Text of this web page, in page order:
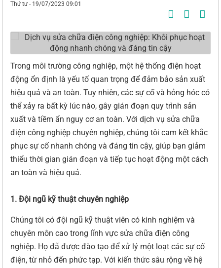
Thứ tư - 19/07/2023 09:01
Trong môi trường công nghiệp, một hệ thống điện hoạt
động ổn định là yếu tố quan trọng để đảm bảo sản xuất
hiệu quả và an toàn. Tuy nhiên, các sự cố và hỏng hóc có
thể xảy ra bất kỳ lúc nào, gây gián đoạn quy trình sản
xuất và tiềm ẩn nguy cơ an toàn. Với dịch vụ sửa chữa
điện công nghiệp chuyên nghiệp, chúng tôi cam kết khắc
phục sự cố nhanh chóng và đáng tin cậy, giúp bạn giảm
thiểu thời gian gián đoạn và tiếp tục hoạt động một cách
an toàn và hiệu quả.
1. Đội ngũ kỹ thuật chuyên nghiệp
Chúng tôi có đội ngũ kỹ thuật viên có kinh nghiệm và
chuyên môn cao trong lĩnh vực sửa chữa điện công
nghiệp. Họ đã được đào tạo để xử lý một loạt các sự cố
điện, từ nhỏ đến phức tạp. Với kiến thức sâu rộng về hệ